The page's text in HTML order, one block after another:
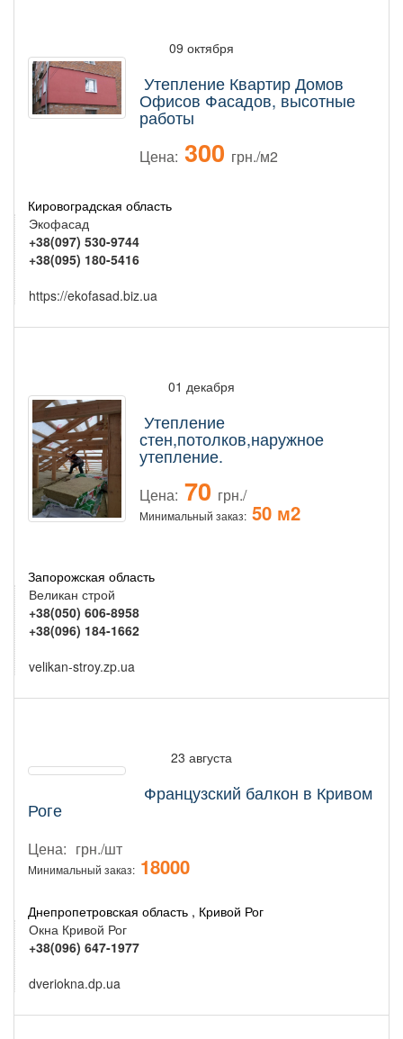
09 октября
Утепление Квартир Домов
Офисов Фасадов, высотные
работы
Цена: 300 грн./м2
Кировоградская область
Экофасад
+38(097) 530-9744
+38(095) 180-5416
https://ekofasad.biz.ua
01 декабря
Утепление
стен,потолков,наружное
утепление.
Цена: 70 грн./
Минимальный заказ: 50 м2
Запорожская область
Великан строй
+38(050) 606-8958
+38(096) 184-1662
velikan-stroy.zp.ua
23 августа
Французский балкон в Кривом
Роге
Цена: грн./шт
Минимальный заказ: 18000
Днепропетровская область , Кривой Рог
Окна Кривой Рог
+38(096) 647-1977
dveriokna.dp.ua